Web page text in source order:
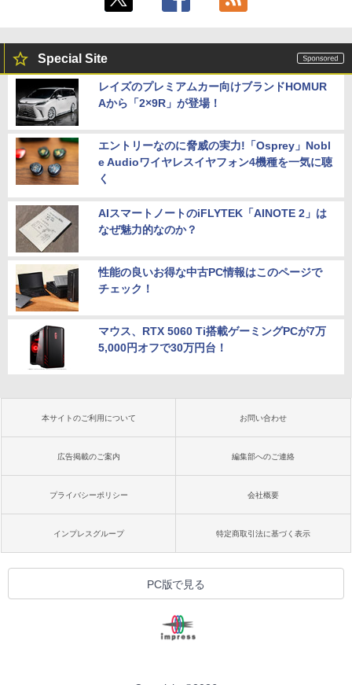
Special Site
レイズのプレミアムカー向けブランドHOMUR
Aから「2×9R」が登場！
エントリーなのに脅威の実力!「Osprey」Nobl
e Audioワイヤレスイヤフォン4機種を一気に聴
く
AIスマートノートのiFLYTEK「AINOTE 2」は
なぜ魅力的なのか？
性能の良いお得な中古PC情報はこのページで
チェック！
マウス、RTX 5060 Ti搭載ゲーミングPCが7万
5,000円オフで30万円台！
本サイトのご利用について お問い合わせ
広告掲載のご案内 編集部へのご連絡
プライバシーポリシー 会社概要
インプレスグループ 特定商取引法に基づく表示
PC版で見る